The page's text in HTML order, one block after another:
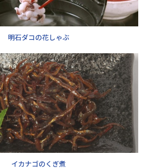
明石ダコの花しゃぶ
イカナゴのくぎ煮